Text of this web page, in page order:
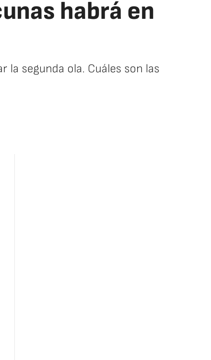
habrá en
la segunda ola. Cuáles son las